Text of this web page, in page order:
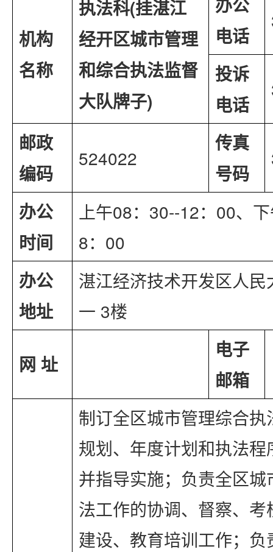
机构
名称
执法科(挂湛江
经开区城市管理
和综合执法监督
大队牌子)
电话
投诉
电话
邮政
编码
524022
传真
号码
办公
时间
上午08：30--12：00、
8：00
办公
地址
湛江经济技术开发区人
一 3楼
网 址
电子
邮箱
制订全区城市管理综合
规划、年度计划和执法
并指导实施；负责全区
法工作的协调、督察、
建设、教育培训工作；